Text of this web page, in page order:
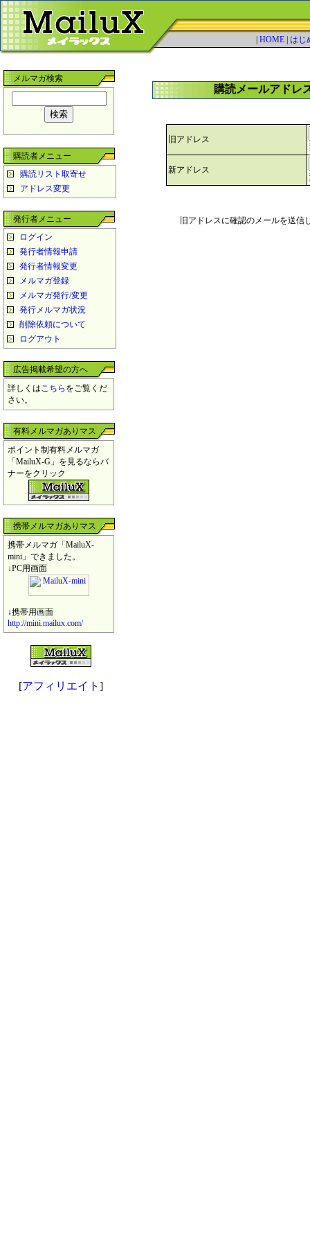
HOME| はじ
メルマガ検索
購読者メニュー
購読リスト取寄せ
アドレス変更
発行者メニュー
ログイン
発行者情報申請
発行者情報変更
メルマガ登録
メルマガ発行/変更
発行メルマガ状況
削除依頼について
ログアウト
広告掲載希望の方へ
詳しくはこちら をご覧くだ
さい。
有料メルマガありマス
ポイント制有料メルマガ
「MailuX-G」を見るならバ
ナーをクリック
携帯メルマガありマス
携帯メルマガ「MailuX-
mini」できました。
↓PC用画面
↓携帯用画面
http://mini.mailux.com/
[アフィリエイト ]
購読メールアドレ
旧アドレス
新アドレス
旧アドレスに確認のメールを送